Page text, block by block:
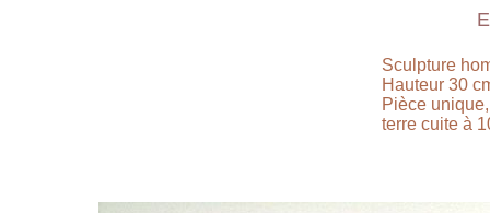
Sculpture
Hauteur 30
Pièce
terre cuite à